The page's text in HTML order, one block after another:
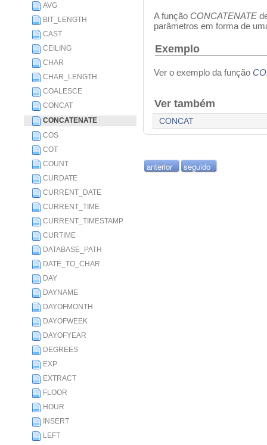
AVG
BIT_LENGTH
CAST
CEILING
CHAR
CHAR_LENGTH
COALESCE
CONCAT
CONCATENATE
COS
COT
COUNT
CURDATE
CURRENT_DATE
CURRENT_TIME
CURRENT_TIMESTAMP
CURTIME
DATABASE_PATH
DATE_TO_CHAR
DAY
DAYNAME
DAYOFMONTH
DAYOFWEEK
DAYOFYEAR
DEGREES
EXP
EXTRACT
FLOOR
HOUR
INSERT
LEFT
A função CONCATENATE
parâmetros em forma de
Exemplo
Ver o exemplo da função
Ver também
CONCAT
anterior seguido